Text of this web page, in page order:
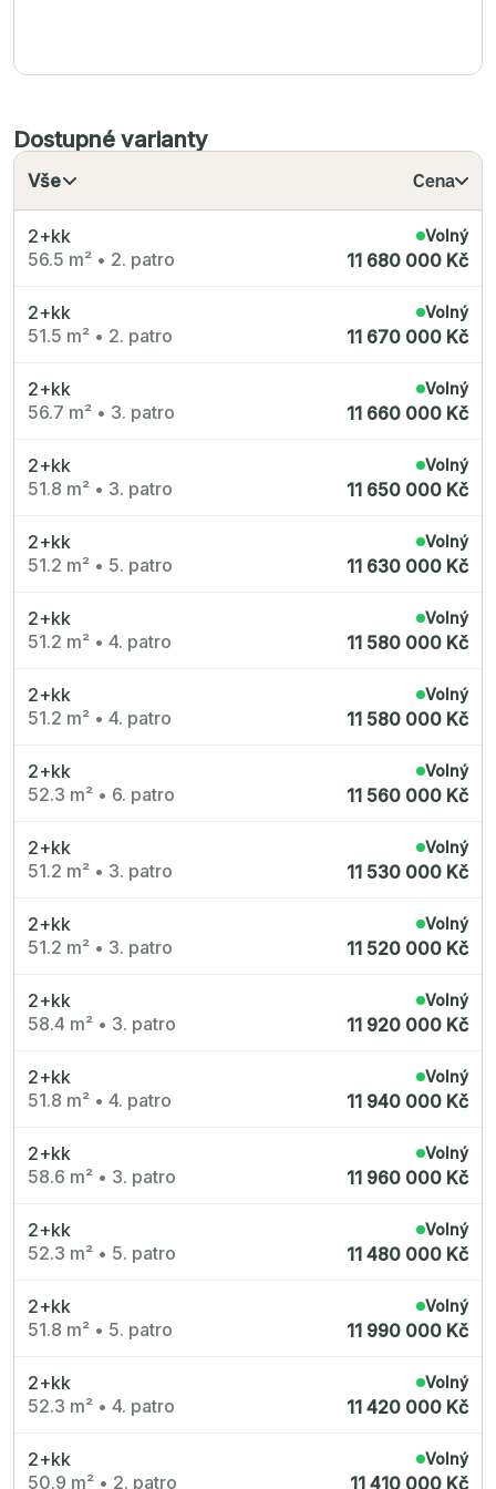
Dostupné varianty
Vše Cena
2+kk
56.5 m² • 2. patro
Volný
11 680 000 Kč
2+kk
51.5 m² • 2. patro
Volný
11 670 000 Kč
2+kk
56.7 m² • 3. patro
Volný
11 660 000 Kč
2+kk
51.8 m² • 3. patro
Volný
11 650 000 Kč
2+kk
51.2 m² • 5. patro
Volný
11 630 000 Kč
2+kk
51.2 m² • 4. patro
Volný
11 580 000 Kč
2+kk
51.2 m² • 4. patro
Volný
11 580 000 Kč
2+kk
52.3 m² • 6. patro
Volný
11 560 000 Kč
2+kk
51.2 m² • 3. patro
Volný
11 530 000 Kč
2+kk
51.2 m² • 3. patro
Volný
11 520 000 Kč
2+kk
58.4 m² • 3. patro
Volný
11 920 000 Kč
2+kk
51.8 m² • 4. patro
Volný
11 940 000 Kč
2+kk
58.6 m² • 3. patro
Volný
11 960 000 Kč
2+kk
52.3 m² • 5. patro
Volný
11 480 000 Kč
2+kk
51.8 m² • 5. patro
Volný
11 990 000 Kč
2+kk
52.3 m² • 4. patro
Volný
11 420 000 Kč
2+kk
50.9 m² • 2. patro
Volný
11 410 000 Kč